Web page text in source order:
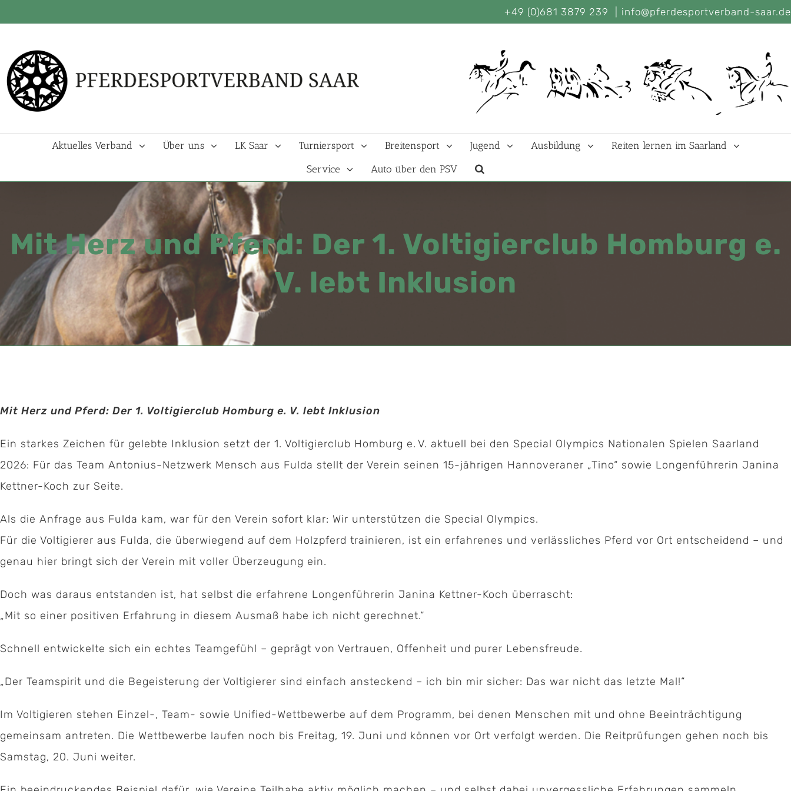
+49 (0)681 3879 239 info@pferdesportverband-saar.de
Aktuelles Verband Über uns LK Saar Turniersport Breitensport Jugend Ausbildung
Reiten lernen im Saarland
Service
Auto über den PSV
Mit Herz und Pferd: Der 1. Voltigierclub Homburg e.
V. lebt Inklusion
Mit Herz und Pferd: Der 1. Voltigierclub Homburg e. V. lebt Inklusion
Ein starkes Zeichen für gelebte Inklusion setzt der 1. Voltigierclub Homburg e. V. aktuell bei den Special Olympics Nationalen Spielen Saarland
2026: Für das Team Antonius-Netzwerk Mensch aus Fulda stellt der Verein seinen 15-jährigen Hannoveraner „Tino“ sowie Longenführerin Janina
Kettner-Koch zur Seite.
Als die Anfrage aus Fulda kam, war für den Verein sofort klar: Wir unterstützen die Special Olympics.
Für die Voltigierer aus Fulda, die überwiegend auf dem Holzpferd trainieren, ist ein erfahrenes und verlässliches Pferd vor Ort entscheidend – und
genau hier bringt sich der Verein mit voller Überzeugung ein.
Doch was daraus entstanden ist, hat selbst die erfahrene Longenführerin Janina Kettner-Koch überrascht:
„Mit so einer positiven Erfahrung in diesem Ausmaß habe ich nicht gerechnet.“
Schnell entwickelte sich ein echtes Teamgefühl – geprägt von Vertrauen, Offenheit und purer Lebensfreude.
„Der Teamspirit und die Begeisterung der Voltigierer sind einfach ansteckend – ich bin mir sicher: Das war nicht das letzte Mal!“
Im Voltigieren stehen Einzel-, Team- sowie Unified-Wettbewerbe auf dem Programm, bei denen Menschen mit und ohne Beeinträchtigung
gemeinsam antreten. Die Wettbewerbe laufen noch bis Freitag, 19. Juni und können vor Ort verfolgt werden. Die Reitprüfungen gehen noch bis
Samstag, 20. Juni weiter.
Kontakt: